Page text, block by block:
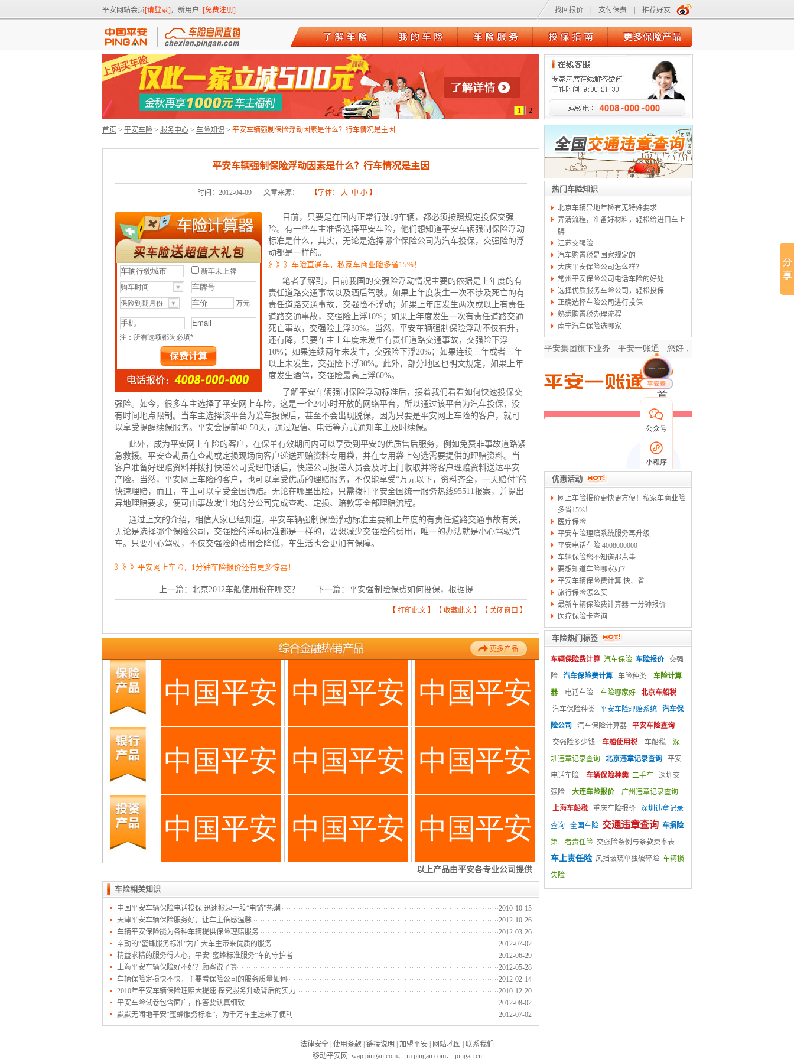
平安网站会员[请登录] ，新用户 [免费注册] 找回报价 支付保费 推荐好友
热门车险知识
北京车辆异地年检有无特殊要求
弄清流程，准备好材料，轻松给进口车上
牌
江苏交强险
汽车购置税是国家规定的
大庆平安保险公司怎么样？
常州平安保险公司电话车险的好处
选择优质服务车险公司，轻松投保
正确选择车险公司进行投保
熟悉购置税办理流程
南宁汽车保险选哪家
优惠活动
网上车险报价更快更方便！私家车商业险
多省15%！
医疗保险
平安车险理赔系统服务再升级
平安电话车险 4008000000
车辆保险您不知道那点事
要想知道车险哪家好？
平安车辆保险费计算 快、省
旅行保险怎么买
最新车辆保险费计算器 一分钟报价
医疗保险卡查询
车险热门标签
车辆保险费计算 汽车保险 车险报价
交强
险
汽车保险费计算 车险种类
车险计算
器
电话车险 车险哪家好
北京车船税
汽车保险种类
平安车险理赔系统
汽车保
险公司
汽车保险计算器
平安车险查询
交强险多少钱
车船使用税 车船税
深
圳违章记录查询
北京违章记录查询
平安
电话车险
车辆保险种类 二手车
深圳交
强险
大连车险报价
广州违章记录查询
上海车船税
重庆车险报价 深圳违章记录
查询 全国车险 交通违章查询 车损险
第三者责任险 交强险条例与条款费率表
车上责任险 风挡玻璃单独破碎险 车辆损
失险
1 2
首页 > 平安车险 > 服务中心 > 车险知识 > 平安车辆强制保险浮动因素是什么？行车情况是主因
平安车辆强制保险浮动因素是什么？行车情况是主因
时间：2012-04-09 文章来源： 【字体： 大 中 小 】
目前，只要是在国内正常行驶的车辆，都必须按照规定投保交强
险。有一些车主准备选择平安车险，他们想知道平安车辆强制保险浮动
标准是什么，其实，无论是选择哪个保险公司为汽车投保，交强险的浮
动都是一样的。
》》》车险直通车，私家车商业险多省15%！
笔者了解到，目前我国的交强险浮动情况主要的依据是上年度的有
责任道路交通事故以及酒后驾驶。如果上年度发生一次不涉及死亡的有
责任道路交通事故，交强险不浮动；如果上年度发生两次或以上有责任
道路交通事故，交强险上浮10%；如果上年度发生一次有责任道路交通
死亡事故，交强险上浮30%。当然，平安车辆强制保险浮动不仅有升，
还有降，只要车主上年度未发生有责任道路交通事故，交强险下浮
10%；如果连续两年未发生，交强险下浮20%；如果连续三年或者三年
以上未发生，交强险下浮30%。此外，部分地区也明文规定，如果上年
度发生酒驾，交强险最高上浮60%。
了解平安车辆强制保险浮动标准后，接着我们看看如何快速投保交
强险。如今，很多车主选择了平安网上车险，这是一个24小时开放的网络平台，所以通过该平台为汽车投保，没
有时间地点限制。当车主选择该平台为爱车投保后，甚至不会出现脱保，因为只要是平安网上车险的客户，就可
以享受提醒续保服务。平安会提前40-50天，通过短信、电话等方式通知车主及时续保。
此外，成为平安网上车险的客户，在保单有效期间内可以享受到平安的优质售后服务，例如免费非事故道路紧
急救援。平安查勘员在查勘或定损现场向客户递送理赔资料专用袋，并在专用袋上勾选需要提供的理赔资料。当
客户准备好理赔资料并拨打快递公司受理电话后，快递公司投递人员会及时上门收取并将客户理赔资料送达平安
产险。当然，平安 网上车险的客户，也可以享受优质的理赔服务，不仅能享受“万元以下，资料齐全，一天赔付”的
快速理赔，而且，车主可以享受全国通赔。无论在哪里出险，只需拨打平安全国统一服务热线95511报案，并提出
异地理赔要求，便可由事故发生地的分公司完成查勘、定损、赔款等全部理赔流程。
通过上文的介绍，相信大家已经知道，平安车辆强制保险浮动标准主要和上年度的有责任道路交通事故有关，
无论是选择哪个保险公司 ，交强险的浮动标准都是一样的，要想减少交强险的费用，唯一的办法就是小心驾驶汽
车。只要小心驾驶，不仅交强险的费用会降低，车生活也会更加有保障。
》》》平安网上车险，1分钟车险报价还有更多惊喜！
上一篇： 北京2012车船使用税在哪交？ ... 下一篇： 平安强制险保费如何投保，根据提 ...
【 打印此文 】【 收藏此文 】【 关闭窗口 】
车险相关知识
中国平安车辆保险电话投保 迅速掀起一股“电销”热潮
2010-10-15
天津平安车辆保险服务好，让车主倍感温馨
2012-10-26
车辆平安保险能为各种车辆提供保险理赔服务
2012-03-26
辛勤的“蜜蜂服务标准”为广大车主带来优质的服务
2012-07-02
精益求精的服务得人心，平安“蜜蜂标准服务”车的守护者
2012-06-29
上海平安车辆保险好不好？顾客说了算
2012-05-28
车辆保险定损快不快，主要看保险公司的服务质量如何
2012-02-14
2010年平安车辆保险理赔大提速 探究服务升级背后的实力
2010-12-20
平安车险试卷包含面广，作答要认真细致
2012-08-02
默默无闻地平安“蜜蜂服务标准”，为千万车主送来了便利
2012-07-02
法律安全 使用条款 链接说明 加盟平安 网站地图
联系我们
移动平安网 : wap.pingan.com、 m.pingan.com、 pingan.cn